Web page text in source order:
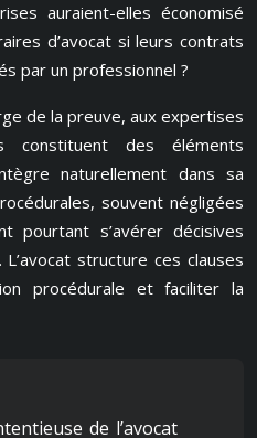
auraient-elles économisé
d’avocat si leurs contrats
par un professionnel ?
de la preuve, aux expertises
constituent des éléments
naturellement dans sa
souvent négligées
pourtant s’avérer décisives
L’avocat structure ces clauses
procédurale et faciliter la
de l’avocat